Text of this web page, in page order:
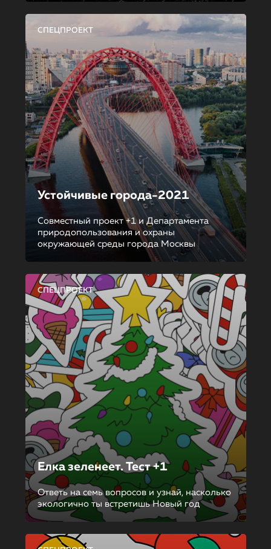
СПЕЦПРОЕКТ
Устойчивые города-2021
Совместный проект +1 и Департамента
природопользования и охраны
окружающей среды города Москвы
СПЕЦПРОЕКТ
Елка зеленеет. Тест +1
Ответь на семь вопросов и узнай, насколько
экологично ты встретишь Новый год